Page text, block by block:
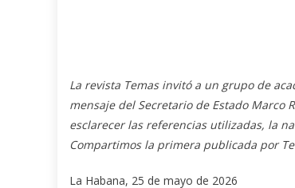
La revista Temas invitó a un grupo de
mensaje del Secretario de Estado Marco
esclarecer las referencias utilizadas, la
Compartimos la primera publicada por
La Habana, 25 de mayo de 2026